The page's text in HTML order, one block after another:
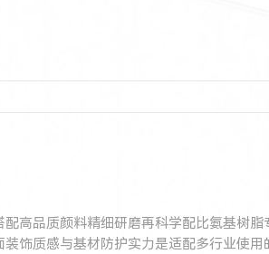
高品质颜料精细研磨再科学配比氨基树脂
饰质感与基材防护实力是适配多行业使用